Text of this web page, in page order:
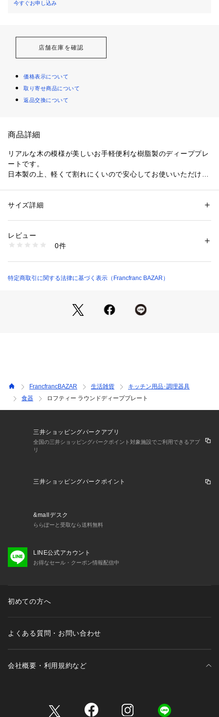
今すぐお申し込み
店舗在庫を確認
価格表示について
取り寄せ商品について
返品交換について
商品詳細
リアルな木の模様が美しいお手軽便利な樹脂製のディーププレ
ートです。
日本製の上、軽くて割れにくいので安心してお使いいただけま
えて、普段使いにぴったりです。
食器の表面の木目模様は全て職人さんの手仕事です。技術の高
い職人さんによりリアルな木目模様を施してもらいました。
●食器洗浄機:可
■油分が多い食材と共に電子レンジにかけると油分が高温にな
り製品の塗装剥げや変形が生じる場合があります。
性別：レディース
素材：PET・ABS樹脂（ウレタン塗装）
商品番号：
FfB0000000025 （ショップ）
サイズ詳細
レビュー
0件
特定商取引に関する法律に基づく表示（Francfranc BAZAR）
FrancfrancBAZAR 生活雑貨
キッチン用品･調理器具
食器
ロフティー ラウンドディーププレート
三井ショッピングパークアプリ
全国の三井ショッピングパークポイント対象施設でご利用できるアプ
リ
三井ショッピングパークポイント
&mallデスク
ららぽーと受取なら送料無料
LINE公式アカウント
お得なセール・クーポン情報配信中
初めての方へ
よくある質問・お問い合わせ
会社概要・利用規約など